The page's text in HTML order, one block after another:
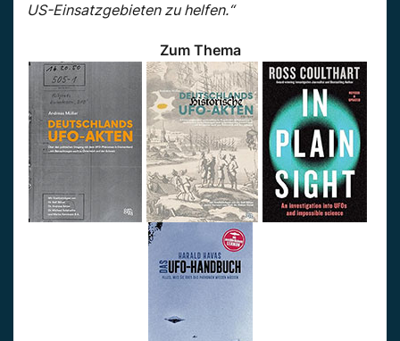
US-Einsatzgebieten zu helfen.“
Zum Thema